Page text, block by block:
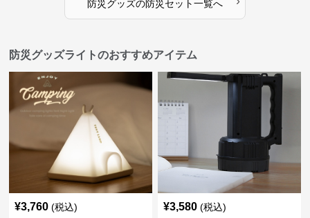
防災グッズの防災セット一覧へ
防災グッズライトのおすすめアイテム
¥3,760 (税込) ¥3,580 (税込)